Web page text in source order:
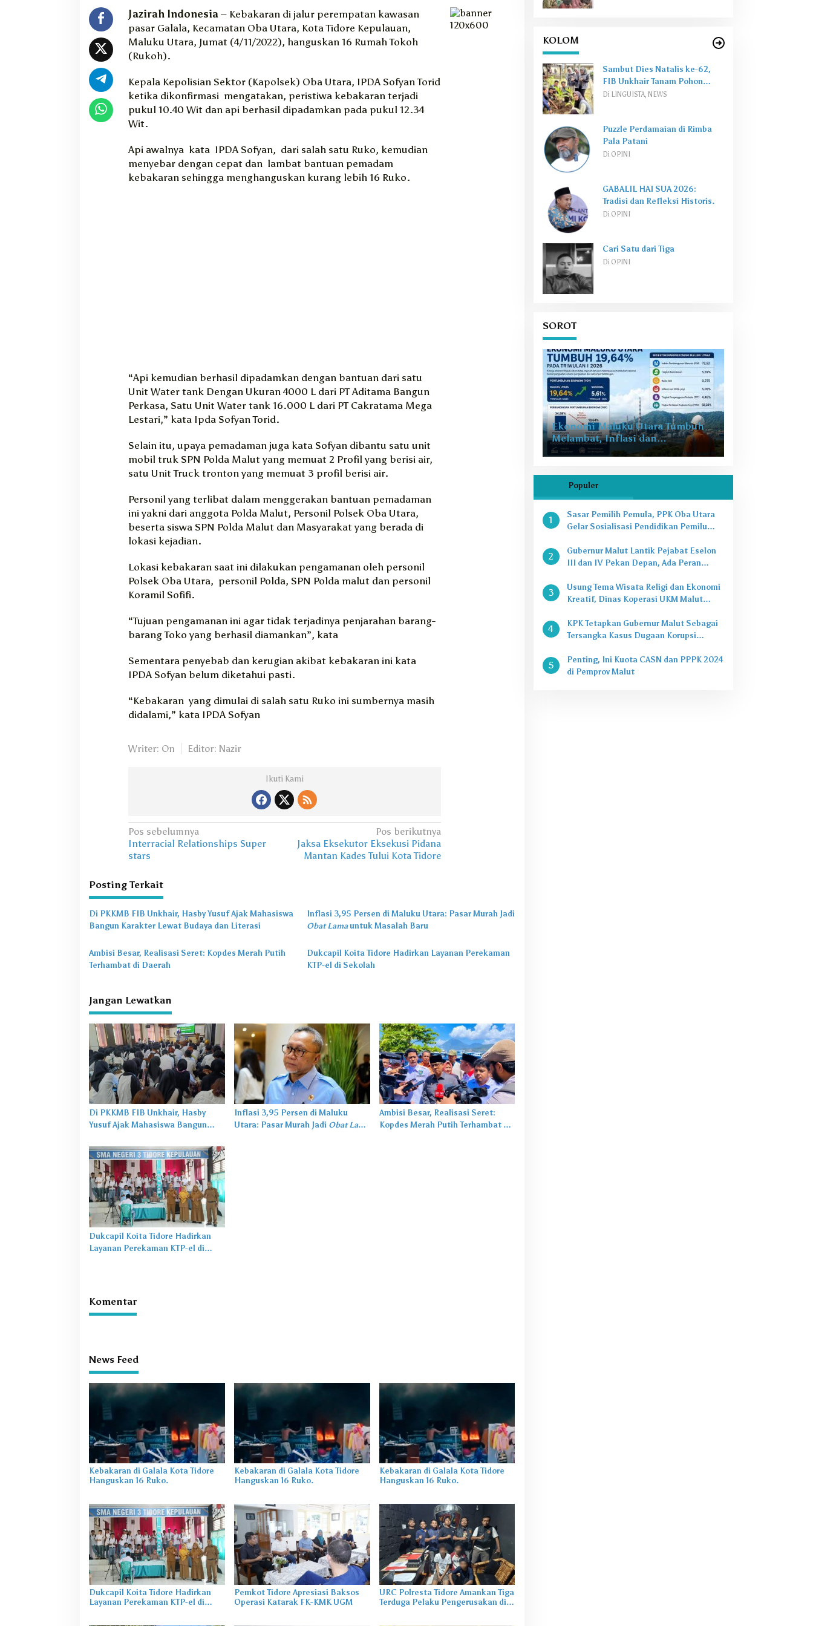
n
1
6
R
k
o
Jazirah Indonesia– Kebakaran di jalur perempatan kawasan
pasar Galala, Kecamatan Oba Utara, Kota Tidore Kepulauan,
Maluku Utara, Jumat (4/11/2022), hanguskan 16 Rumah Tokoh
(Rukoh).
Kepala Kepolisian Sektor (Kapolsek) Oba Utara, IPDA Sofyan Torid
ketika dikonfirmasi mengatakan, peristiwa kebakaran terjadi
pukul 10.40 Wit dan api berhasil dipadamkan pada pukul 12.34
Wit.
Api awalnya kata IPDA Sofyan, dari salah satu Ruko, kemudian
menyebar dengan cepat dan lambat bantuan pemadam
kebakaran sehingga menghanguskan kurang lebih 16 Ruko.
“Api kemudian berhasil dipadamkan dengan bantuan dari satu
Unit Water tank Dengan Ukuran 4000 L dari PT Aditama Bangun
Perkasa, Satu Unit Water tank 16.000 L dari PT Cakratama Mega
Lestari,” kata Ipda Sofyan Torid.
Selain itu, upaya pemadaman juga kata Sofyan dibantu satu unit
mobil truk SPN Polda Malut yang memuat 2 Profil yang berisi air,
satu Unit Truck tronton yang memuat 3 profil berisi air.
Personil yang terlibat dalam menggerakan bantuan pemadaman
ini yakni dari anggota Polda Malut, Personil Polsek Oba Utara,
beserta siswa SPN Polda Malut dan Masyarakat yang berada di
lokasi kejadian.
Lokasi kebakaran saat ini dilakukan pengamanan oleh personil
Polsek Oba Utara, personil Polda, SPN Polda malut dan personil
Koramil Sofifi.
“Tujuan pengamanan ini agar tidak terjadinya penjarahan barang-
barang Toko yang berhasil diamankan”, kata
Sementara penyebab dan kerugian akibat kebakaran ini kata
IPDA Sofyan belum diketahui pasti.
“Kebakaran yang dimulai di salah satu Ruko ini sumbernya masih
didalami,” kata IPDA Sofyan
Writer: On Editor: Nazir
Ikuti Kami
N
a
i
g
a
i
p
o
s
Pos sebelumnya
Interracial Relationships Super
stars
Pos berikutnya
Jaksa Eksekutor Eksekusi Pidana
Mantan Kades Tului Kota Tidore
Posting Terkait
Di PKKMB FIB Unkhair, Hasby Yusuf Ajak Mahasiswa
Bangun Karakter Lewat Budaya dan Literasi
Inflasi 3,95 Persen di Maluku Utara: Pasar Murah Jadi
Obat Lamauntuk Masalah Baru
Ambisi Besar, Realisasi Seret: Kopdes Merah Putih
Terhambat di Daerah
Dukcapil Koita Tidore Hadirkan Layanan Perekaman
KTP-el di Sekolah
Jangan Lewatkan
Di PKKMB FIB Unkhair, Hasby
Yusuf Ajak Mahasiswa Bangun
Literasi
Inflasi 3,95 Persen di Maluku
Utara: Pasar Murah Jadi Obat Lama
Ambisi Besar, Realisasi Seret:
Kopdes Merah Putih Terhambat di
Dukcapil Koita Tidore Hadirkan
Layanan Perekaman KTP-el di
Komentar
News Feed
Kebakaran di Galala Kota Tidore
Hanguskan 16 Ruko.
Kebakaran di Galala Kota Tidore
Hanguskan 16 Ruko.
Kebakaran di Galala Kota Tidore
Hanguskan 16 Ruko.
Dukcapil Koita Tidore Hadirkan
Layanan Perekaman KTP-el di
Pemkot Tidore Apresiasi Baksos
Operasi Katarak FK-KMK UGM
URC Polresta Tidore Amankan Tiga
Terduga Pelaku Pengerusakan di
KOLOM
Sambut Dies Natalis ke-62,
FIB Unkhair Tanam Pohon
PerkuatGreen Campus
Di LINGUISTA, NEWS
Puzzle Perdamaian di Rimba
Pala Patani
Di OPINI
GABALIL HAI SUA 2026:
Tradisi dan Refleksi Historis.
Di OPINI
Cari Satu dari Tiga
Di OPINI
SOROT
Ekonomi Maluku Utara Tumbuh
Melambat, Inflasi dan
Pengangguran Jadi Alarm Baru
Populer
1
Sasar Pemilih Pemula, PPK Oba Utara
Gelar Sosialisasi Pendidikan Pemilu
2
Gubernur Malut Lantik Pejabat Eselon
III dan IV Pekan Depan, Ada Peran
3
Usung Tema Wisata Religi dan Ekonomi
Kreatif, Dinas Koperasi UKM Malut
Raya Sofifi
4
KPK Tetapkan Gubernur Malut Sebagai
Tersangka Kasus Dugaan Korupsi
5
Penting, Ini Kuota CASN dan PPPK 2024
di Pemprov Malut